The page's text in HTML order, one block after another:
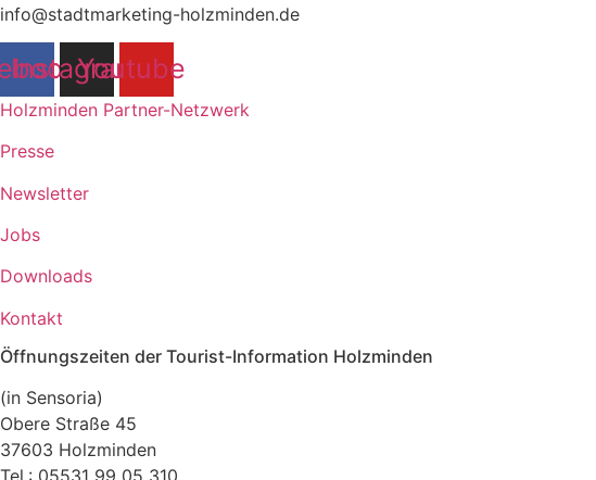
info@stadtmarketing-holzminden.de
Instagram
Youtube
Holzminden Partner-Netzwerk
Presse
Newsletter
Jobs
Downloads
Kontakt
Öffnungszeiten der Tourist-Information Holzminden
(in Sensoria)
Obere Straße 45
37603 Holzminden